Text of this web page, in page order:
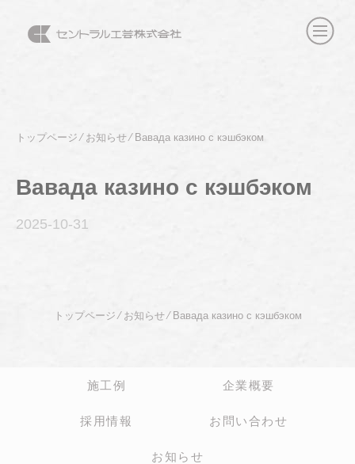
トップページ⁄ お知らせ⁄ Вавада казино с кэшбэком
Вавада казино с кэшбэком
2025-10-31
トップページ ⁄ お知らせ⁄ Вавада казино с кэшбэком
施工例 企業概要
採用情報 お問い合わせ
お知らせ